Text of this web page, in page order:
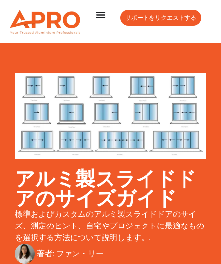
サポートをリクエストする
アルミ製スライドド
アのサイズガイド
標準およびカスタムのアルミ製スライドドアのサイ
ズ、測定のヒント、自宅やプロジェクトに最適なもの
を選択する方法について説明します。.
著者: ファン・リー